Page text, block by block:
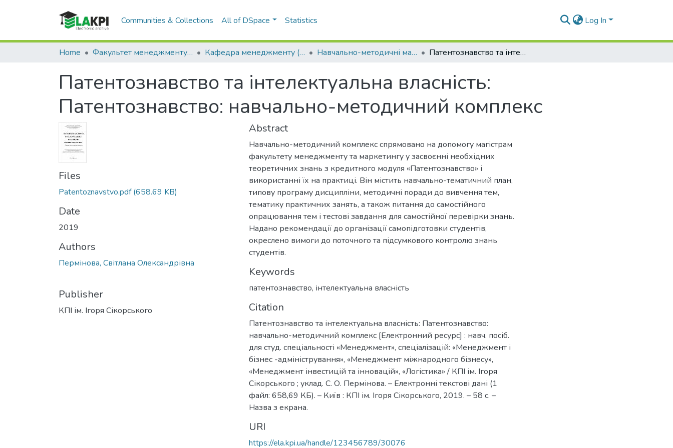
Communities & Collections All of DSpace Statistics Log In
Home Факультет менеджменту та маркетингу (ФММ) Кафедра менеджменту (КМ) Навчально-методичні матеріали (КМ) Патентознавство та інтелектуальна власність: Патентознавство: навчально-методичний комплекс
Патентознавство та інтелектуальна власність:
Патентознавство: навчально-методичний комплекс
Files
Patentoznavstvo.pdf(658.69 KB)
Date
2019
Authors
Пермінова, Світлана Олександрівна
Publisher
КПІ ім. Ігоря Сікорського
Abstract
Навчально-методичний комплекс спрямовано на допомогу магістрам
факультету менеджменту та маркетингу у засвоєнні необхідних
теоретичних знань з кредитного модуля «Патентознавство» і
використанні їх на практиці. Він містить навчально-тематичний план,
типову програму дисципліни, методичні поради до вивчення тем,
тематику практичних занять, а також питання до самостійного
опрацювання тем і тестові завдання для самостійної перевірки знань.
Надано рекомендації до організації самопідготовки студентів,
окреслено вимоги до поточного та підсумкового контролю знань
студентів.
Keywords
патентознавство, інтелектуальна власність
Citation
Патентознавство та інтелектуальна власність: Патентознавство:
навчально-методичний комплекс [Електронний ресурс] : навч. посіб.
для студ. спеціальності «Менеджмент», спеціалізацій: «Менеджмент і
бізнес -адміністрування», «Менеджмент міжнародного бізнесу»,
«Менеджмент інвестицій та інновацій», «Логістика» / КПІ ім. Ігоря
Сікорського ; уклад. С. О. Пермінова. – Електронні текстові дані (1
файл: 658,69 КБ). – Київ : КПІ ім. Ігоря Сікорського, 2019. – 58 с. –
Назва з екрана.
URI
https://ela.kpi.ua/handle/123456789/30076